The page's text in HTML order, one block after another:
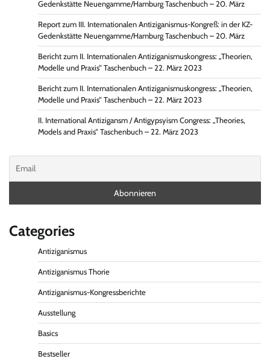
Gedenkstätte Neuengamme/Hamburg Taschenbuch – 20. März
Report zum III. Internationalen Antiziganismus-Kongreß: in der KZ-
Gedenkstätte Neuengamme/Hamburg Taschenbuch – 20. März
Bericht zum II. Internationalen Antiziganismuskongress: „Theorien,
Modelle und Praxis“ Taschenbuch – 22. März 2023
Bericht zum II. Internationalen Antiziganismuskongress: „Theorien,
Modelle und Praxis“ Taschenbuch – 22. März 2023
II. International Antizigansm / Antigypsyism Congress: „Theories,
Models and Praxis“ Taschenbuch – 22. März 2023
Categories
Antiziganismus
Antiziganismus Thorie
Antiziganismus-Kongressberichte
Ausstellung
Basics
Bestseller